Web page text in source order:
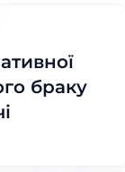
браку